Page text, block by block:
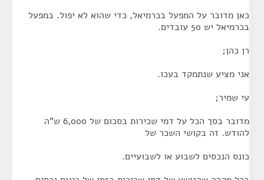
כאן מדובר על המפעל בכרמיאל, כדי שהוא לא יפול. במפעל
בכרמיאל יש 50 עובדים.
רן כהן;
אני מציע שנתמקד בעכו.
עי שמיר;
מדובר בסך הכל על דמי שכירות בסכום של 6,000 ש"ה
להודש. זה בקושי השכר של
כונס הנכסים לשבוע או לשבועיים.